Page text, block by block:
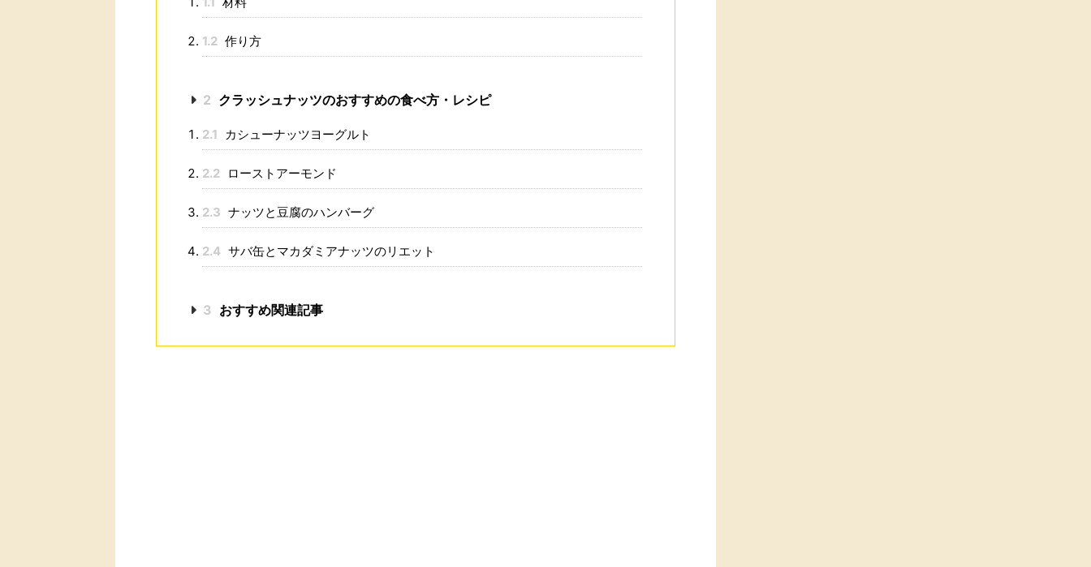
1.2 作り方
2 クラッシュナッツのおすすめの食べ方・レシピ
2.1 カシューナッツヨーグルト
2.2 ローストアーモンド
2.3 ナッツと豆腐のハンバーグ
2.4 サバ缶とマカダミアナッツのリエット
3 おすすめ関連記事